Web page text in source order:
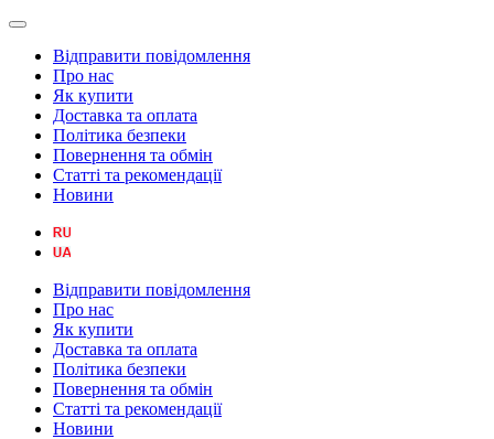
Відправити повідомлення
Про нас
Як купити
Доставка та оплата
Політика безпеки
Повернення та обмін
Статті та рекомендації
Новини
Відправити повідомлення
Про нас
Як купити
Доставка та оплата
Політика безпеки
Повернення та обмін
Статті та рекомендації
Новини